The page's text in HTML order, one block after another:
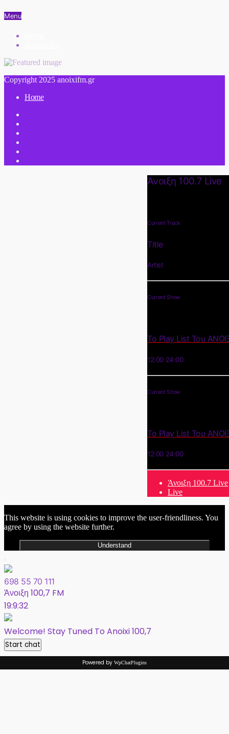
Menu
Copyright 2025 anoixifm.gr
Home
Άνοιξη 100.7 Live
Current Track
Title
Artist
Current Show
Το Play List Του
12:00 24:00
Current Show
Το Play List Του
12:00 24:00
Άνοιξη 100.7 Live
Live
This website is using cookies to improve the user-friendliness. You
agree by using the website further.
Understand
698 55 70 111
Άνοιξη 100,7 FM
19:9:32
Welcome! Stay Tuned To Anoixi 100,7
Start chat
Powered by WpChatPlugins